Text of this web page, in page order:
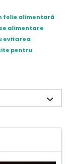
folie alimentară
alimentare
evitarea
pentru